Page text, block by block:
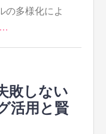
の多様化によ
敗しない
活用と賢